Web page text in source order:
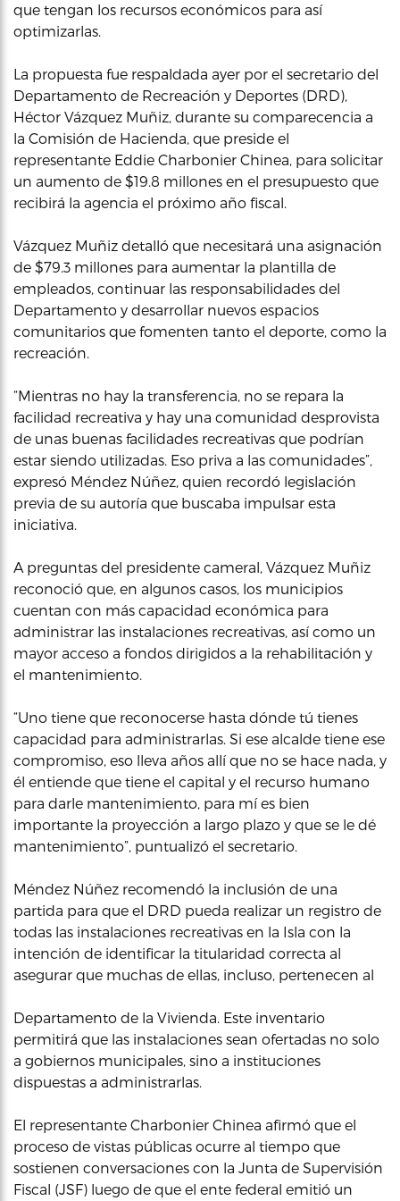
que tengan los recursos económicos para así
optimizarlas.
La propuesta fue respaldada ayer por el secretario del
Departamento de Recreación y Deportes (DRD),
Héctor Vázquez Muñiz, durante su comparecencia a
la Comisión de Hacienda, que preside el
representante Eddie Charbonier Chinea, para solicitar
un aumento de $19.8 millones en el presupuesto que
recibirá la agencia el próximo año fiscal.
Vázquez Muñiz detalló que necesitará una asignación
de $79.3 millones para aumentar la plantilla de
empleados, continuar las responsabilidades del
Departamento y desarrollar nuevos espacios
comunitarios que fomenten tanto el deporte, como la
recreación.
“Mientras no hay la transferencia, no se repara la
facilidad recreativa y hay una comunidad desprovista
de unas buenas facilidades recreativas que podrían
estar siendo utilizadas. Eso priva a las comunidades”,
expresó Méndez Núñez, quien recordó legislación
previa de su autoría que buscaba impulsar esta
iniciativa.
A preguntas del presidente cameral, Vázquez Muñiz
reconoció que, en algunos casos, los municipios
cuentan con más capacidad económica para
administrar las instalaciones recreativas, así como un
mayor acceso a fondos dirigidos a la rehabilitación y
el mantenimiento.
“Uno tiene que reconocerse hasta dónde tú tienes
capacidad para administrarlas. Si ese alcalde tiene ese
compromiso, eso lleva años allí que no se hace nada, y
él entiende que tiene el capital y el recurso humano
para darle mantenimiento, para mí es bien
importante la proyección a largo plazo y que se le dé
mantenimiento”, puntualizó el secretario.
Méndez Núñez recomendó la inclusión de una
partida para que el DRD pueda realizar un registro de
todas las instalaciones recreativas en la Isla con la
intención de identificar la titularidad correcta al
asegurar que muchas de ellas, incluso, pertenecen al
Departamento de la Vivienda. Este inventario
permitirá que las instalaciones sean ofertadas no solo
a gobiernos municipales, sino a instituciones
dispuestas a administrarlas.
El representante Charbonier Chinea afirmó que el
proceso de vistas públicas ocurre al tiempo que
sostienen conversaciones con la Junta de Supervisión
Fiscal (JSF) luego de que el ente federal emitió un